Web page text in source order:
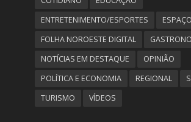
ENTRETENIMENTO/ESPORTES
FOLHA NOROESTE DIGITAL
NOTÍCIAS EM DESTAQUE
OPINIÃO
POLÍTICA E ECONOMIA
REGIONAL
TURISMO
VÍDEOS